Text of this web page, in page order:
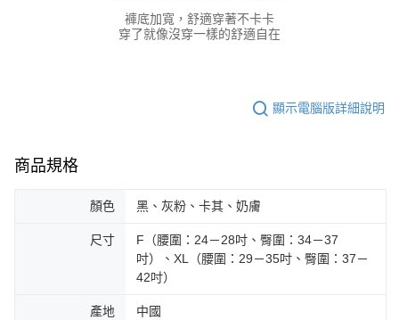
４．使用「AFTEE先享後付」時，將依據個別帳號之用戶狀況，依本公司即
時審查核予不同之上限額度；若仍有額度不足之情形，本公司將視審查結果
褲底加寬，舒適穿著不卡卡
穿了就像沒穿一樣的舒適自在
顯示電腦版詳細說明
商品規格
顏色 黑、灰粉、卡其、奶膚
尺寸
F（腰圍：24－28吋、臀圍：34－37
吋）、XL（腰圍：29－35吋、臀圍：37－
42吋）
產地 中國